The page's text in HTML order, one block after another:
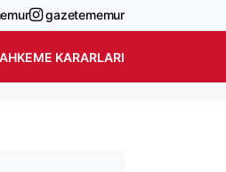
gazetememur
KARARLARI